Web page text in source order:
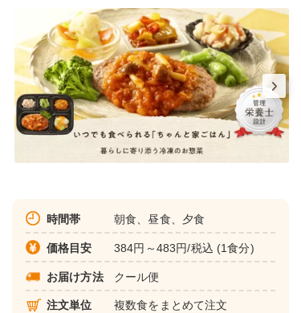
時間帯 朝食、昼食、夕食
価格目安 384円～483円/税込 (1食分)
お届け方法 クール便
注文単位 複数食をまとめて注文